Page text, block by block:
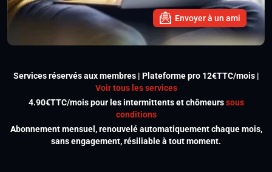
Envoyer à un ami
Services réservés aux membres | Plateforme pro 12€TTC/mois |
Voir tous les services
4.90€TTC/mois pour les intermittents et chômeurssous
conditions
Abonnement mensuel, renouvelé automatiquement chaque mois,
sans engagement, résiliable à tout moment.